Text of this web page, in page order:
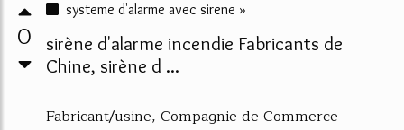
0
systeme d'alarme avec sirene »
sirène d'alarme incendie Fabricants de
Chine, sirène d ...
Fabricant/usine, Compagnie de Commerce